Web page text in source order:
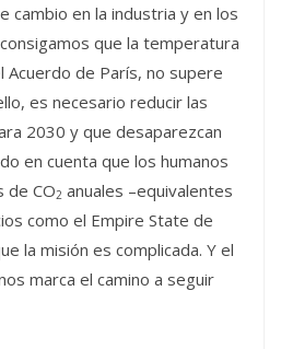
cambio en la industria y en los
que la temperatura
de París, no supere
es necesario reducir las
2030 y que desaparezcan
en cuenta que los humanos
de CO2 anuales –equivalentes
como el Empire State de
la misión es complicada. Y el
marca el camino a seguir